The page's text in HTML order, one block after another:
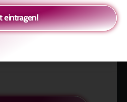
eintragen!